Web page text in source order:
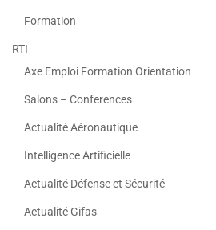
Formation
RTI
Axe Emploi Formation Orientation
Salons – Conferences
Actualité Aéronautique
Intelligence Artificielle
Actualité Défense et Sécurité
Actualité Gifas